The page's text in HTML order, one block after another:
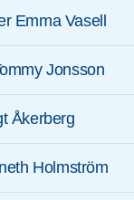
Emma Vasell
Jonsson
Åkerberg
Holmström